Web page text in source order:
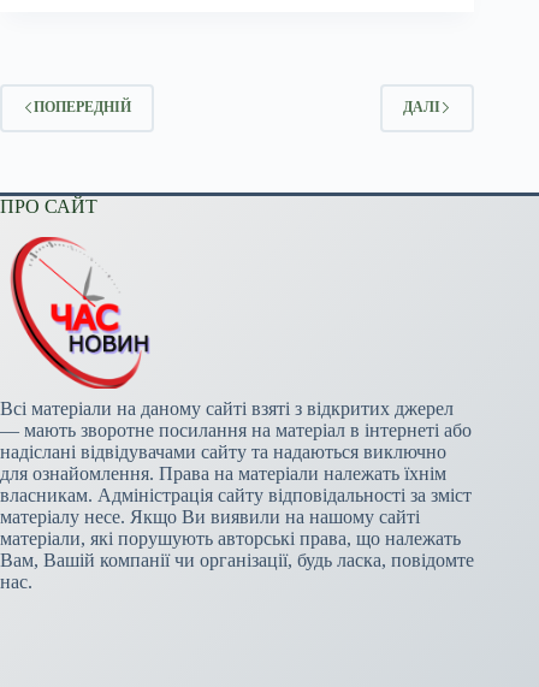
ПОПЕРЕДНІЙ ДАЛІ
ПРО САЙТ
Всі матеріали на даному сайті взяті з відкритих джерел
— мають зворотне посилання на матеріал в інтернеті або
надіслані відвідувачами сайту та надаються виключно
для ознайомлення. Права на матеріали належать їхнім
власникам. Адміністрація сайту відповідальності за зміст
матеріалу несе. Якщо Ви виявили на нашому сайті
матеріали, які порушують авторські права, що належать
Вам, Вашій компанії чи організації, будь ласка, повідомте
нас.